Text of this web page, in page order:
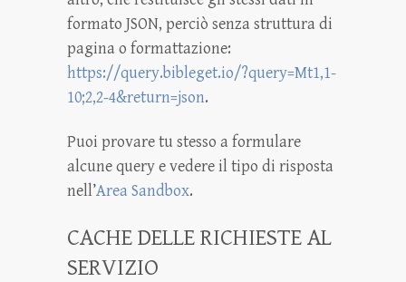
formato JSON, perciò senza struttura di
pagina o formattazione:
https://query.bibleget.io/?query=Mt1,1-
10;2,2-4&return=json.
Puoi provare tu stesso a formulare
alcune query e vedere il tipo di risposta
nell’Area Sandbox.
CACHE DELLE RICHIESTE AL
SERVIZIO